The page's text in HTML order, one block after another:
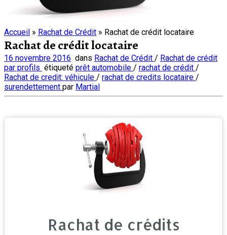
Accueil » Rachat de Crédit » Rachat de crédit locataire
Rachat de crédit locataire
16 novembre 2016 dans Rachat de Crédit / Rachat de crédit
par profils étiqueté prêt automobile / rachat de crédit /
Rachat de credit: véhicule / rachat de credits locataire /
surendettement par Martial
Rachat de crédits